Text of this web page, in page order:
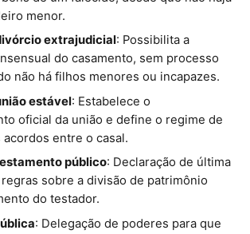
menor.
extrajudicial: Possibilita a
do casamento, sem processo
não há filhos menores ou incapazes.
estável: Estabelece o
oficial da união e define o regime de
entre o casal.
público: Declaração de última
sobre a divisão de patrimônio
do testador.
: Delegação de poderes para que